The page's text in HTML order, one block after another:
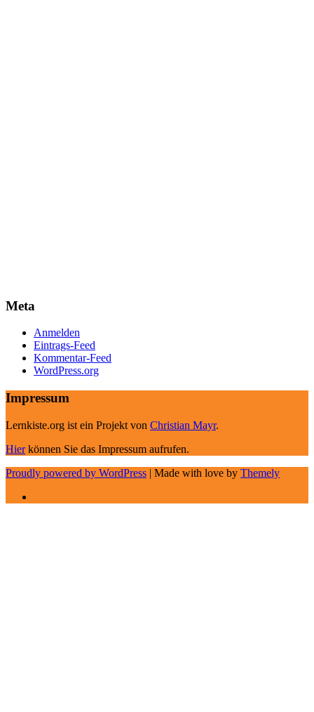
Meta
Anmelden
Eintrags-Feed
Kommentar-Feed
WordPress.org
Impressum
Lernkiste.org ist ein Projekt von Christian Mayr.
Hierkönnen Sie das Impressum aufrufen.
Proudly powered by WordPress | Made with love by Themely